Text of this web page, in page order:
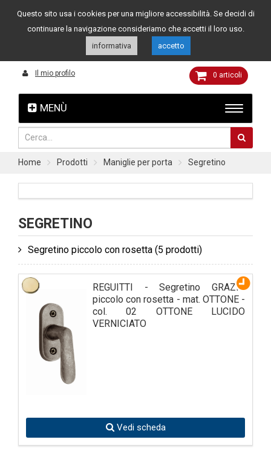
Assistenza clienti 049 8015108 349 4262144
MENÙ
Il mio profilo 0 articoli
Home Prodotti Maniglie per porta Segretino
SEGRETINO
Segretino piccolo con rosetta (5 prodotti)
REGUITTI - Segretino GRAZIA
piccolo con rosetta - mat. OTTONE -
col. 02 OTTONE LUCIDO
VERNICIATO
Vedi scheda
Questo sito usa i cookies per una migliore accessibilità. Se decidi di
continuare la navigazione consideriamo che accetti il loro uso.
informativa
accetto